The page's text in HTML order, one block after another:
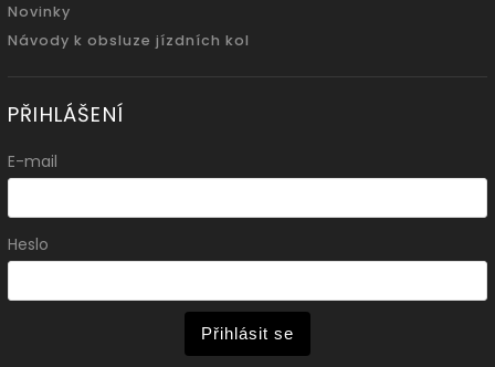
Novinky
Návody k obsluze jízdních kol
PŘIHLÁŠENÍ
E-mail
Heslo
Přihlásit se